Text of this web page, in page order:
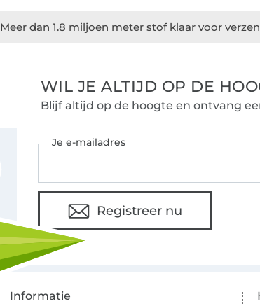
Meer dan 1.8 miljoen meter stof klaar voor
WIL JE ALTIJD OP DE
Blijf altijd op de hoogte en ontvang
Je e-mailadres
Registreer nu
Informatie